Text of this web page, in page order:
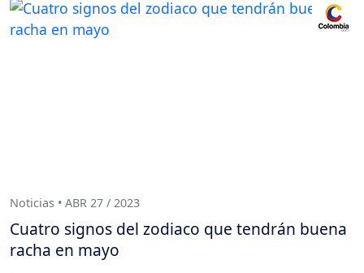
Noticias • ABR 27 / 2023
Cuatro signos del zodiaco que tendrán buena
racha en mayo